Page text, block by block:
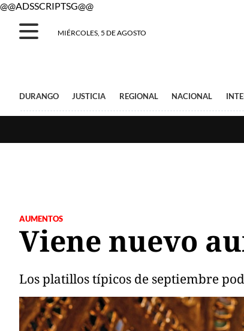
@@ADSSCRIPTSG@@
MIÉRCOLES, 5 DE AGOSTO
DURANGO JUSTICIA REGIONAL NACIONAL
AUMENTOS
Viene nuevo
Los platillos típicos de septiembre